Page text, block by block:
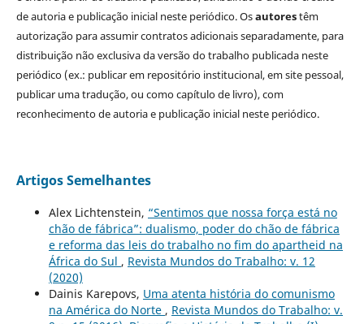
de autoria e publicação inicial neste periódico. Osautorestêm
autorização para assumir contratos adicionais separadamente, para
distribuição não exclusiva da versão do trabalho publicada neste
periódico (ex.: publicar em repositório institucional, em site pessoal,
publicar uma tradução, ou como capítulo de livro), com
reconhecimento de autoria e publicação inicial neste periódico.
Artigos Semelhantes
Alex Lichtenstein, “Sentimos que nossa força está no
chão de fábrica”: dualismo, poder do chão de fábrica
e reforma das leis do trabalho no fim do apartheid na
África do Sul , Revista Mundos do Trabalho: v. 12
(2020)
Dainis Karepovs, Uma atenta história do comunismo
na América do Norte , Revista Mundos do Trabalho: v.